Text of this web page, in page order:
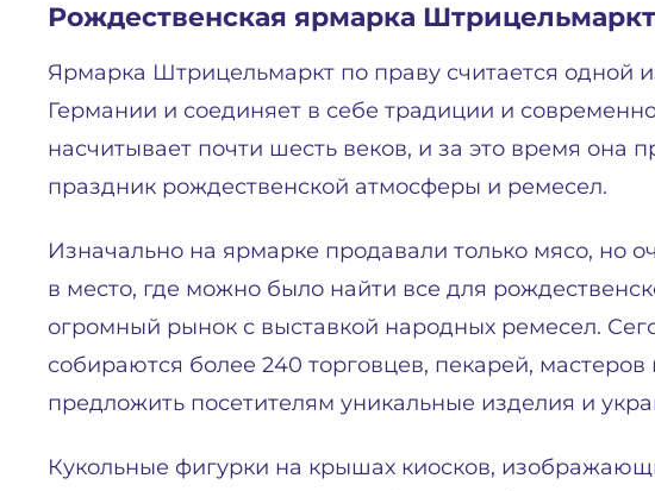
Рождественская ярмарка
Ярмарка Штрицельмаркт по праву считается одной
Германии и соединяет в себе традиции и
насчитывает почти шесть веков, и за это время она
праздник рождественской атмосферы и ремесел.
Изначально на ярмарке продавали только мясо, но
в место, где можно было найти все для
огромный рынок с выставкой народных ремесел.
собираются более 240 торговцев, пекарей,
предложить посетителям уникальные изделия и
Кукольные фигурки на крышах киосков,